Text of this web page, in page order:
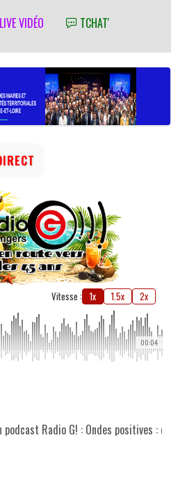
VIDÉO TCHAT'
Vitesse : 1x 1.5x 2x
00:04
podcast Radio G! : Ondes positives :